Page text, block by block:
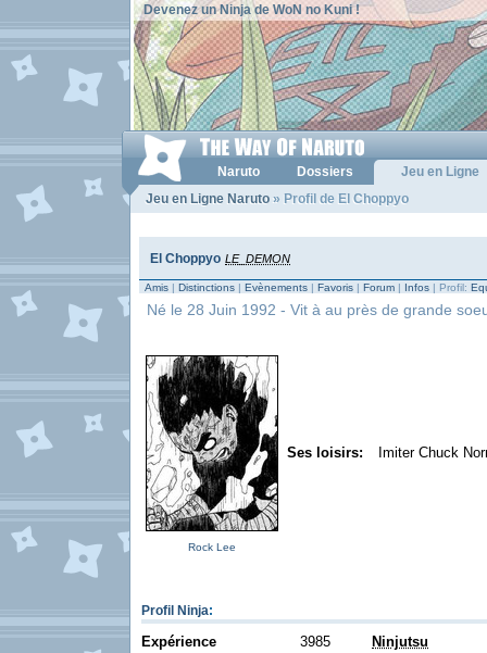
Devenez un Ninja de WoN no Kuni !
Naruto Dossiers
Jeu en Ligne
Jeu en Ligne Naruto » Profil de El Choppyo
El Choppyo LE_DEMON
Amis | Distinctions | Evènements | Favoris | Forum | Infos | Profil:
Né le 28 Juin 1992 - Vit à au près de grande
Rock Lee
Ses loisirs: Imiter Chuck
Profil Ninja:
Expérience 3985
Ninjutsu